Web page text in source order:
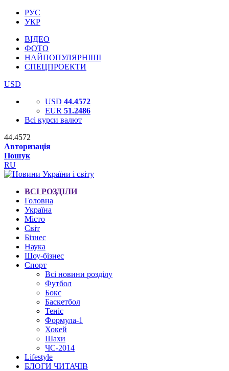
РУС
УКР
ВІДЕО
ФОТО
НАЙПОПУЛЯРНІШІ
СПЕЦПРОЕКТИ
USD
USD 44.4572
EUR 51.2486
Всі курси валют
44.4572
Авторизація
Пошук
RU
ВСІ РОЗДІЛИ
Головна
Україна
Місто
Світ
Бізнес
Наука
Шоу-бізнес
Спорт
Всі новини розділу
Футбол
Бокс
Баскетбол
Теніс
Формула-1
Хокей
Шахи
ЧС-2014
Lifestyle
БЛОГИ ЧИТАЧІВ